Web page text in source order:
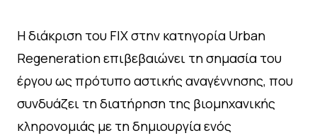
Η διάκριση του FIX στην κατηγορία Urban
Regeneration επιβεβαιώνει τη σημασία του
έργου ως πρότυπο αστικής αναγέννησης, που
συνδυάζει τη διατήρηση της βιομηχανικής
κληρονομιάς με τη δημιουργία ενός